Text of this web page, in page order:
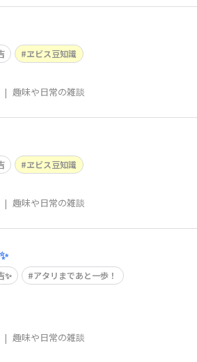
ヱビス豆知識
| 趣味や日常の雑談
ヱビス豆知識
| 趣味や日常の雑談
✨️
アタリまであと一歩！
| 趣味や日常の雑談